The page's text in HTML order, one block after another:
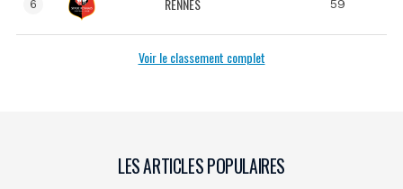
6 59
Voir le classement complet
LES ARTICLES POPULAIRES